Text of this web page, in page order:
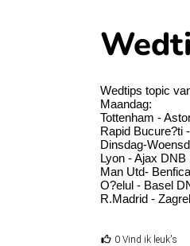
Wedtips topic
Maandag:
Tottenham -
Rapid Bucure?ti
Dinsdag-
Lyon - Ajax DNB
Man Utd-
O?elul - Basel
R.Madrid -
0 Vind ik leuk's